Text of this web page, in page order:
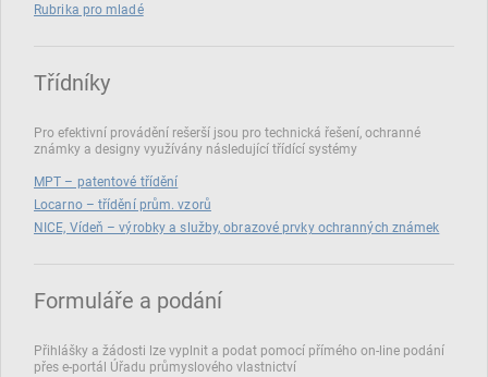
Rubrika pro mladé
Třídníky
Pro efektivní provádění rešerší jsou pro technická řešení, ochranné
známky a designy využívány následující třídící systémy
MPT – patentové třídění
Locarno – třídění prům. vzorů
NICE, Vídeň – výrobky a služby, obrazové prvky ochranných známek
Formuláře a podání
Přihlášky a žádosti lze vyplnit a podat pomocí přímého on‑line podání
přes e‑portál Úřadu průmyslového vlastnictví